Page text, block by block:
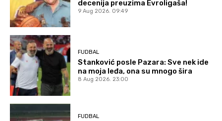
decenija preuzima Evroligaša!
9 Aug 2026. 09:49
FUDBAL
Stanković posle Pazara: Sve nek ide
na moja leđa, ona su mnogo šira
8 Aug 2026. 23:00
FUDBAL